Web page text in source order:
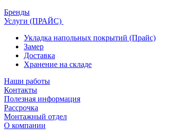
Бренды
Услуги (ПРАЙС)
Укладка напольных покрытий (Прайс)
Замер
Доставка
Хранение на складе
Наши работы
Контакты
Полезная информация
Рассрочка
Монтажный отдел
О компании